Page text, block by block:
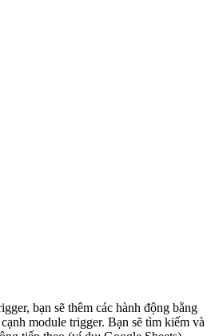
bạn sẽ thêm các hành động bằng
module trigger. Bạn sẽ tìm kiếm và